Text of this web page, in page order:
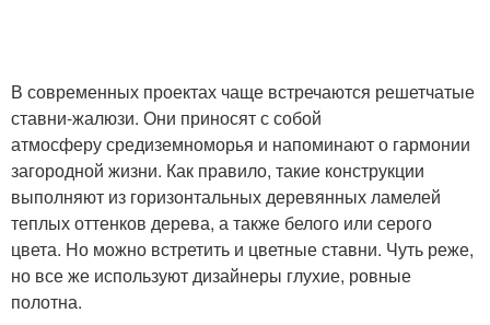
В современных проектах чаще встречаются решетчатые
ставни-жалюзи. Они приносят с собой
атмосферу средиземноморья и напоминают о гармонии
загородной жизни. Как правило, такие конструкции
выполняют из горизонтальных деревянных ламелей
теплых оттенков дерева, а также белого или серого
цвета. Но можно встретить и цветные ставни. Чуть реже,
но все же используют дизайнеры глухие, ровные
полотна.